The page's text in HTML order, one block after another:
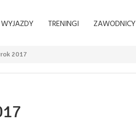
WYJAZDY TRENINGI ZAWODNICY
2017